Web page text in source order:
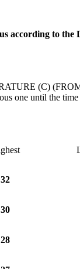
according to the
(C)
one until the
32
30
28